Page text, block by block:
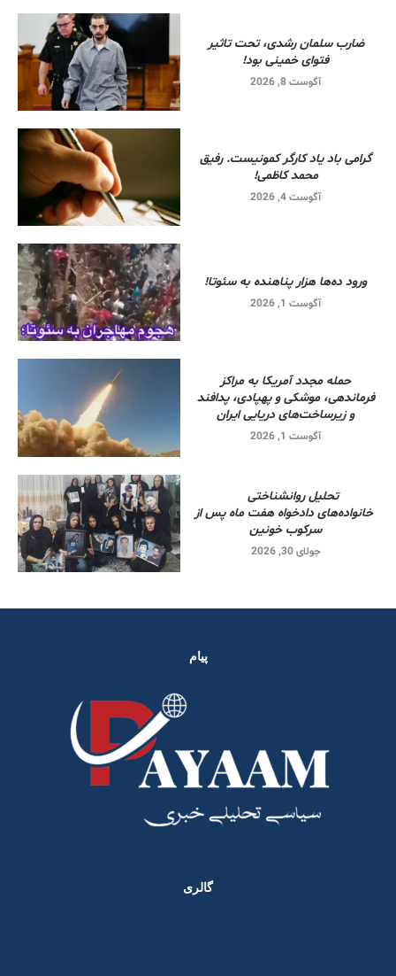
ضارب سلمان رشدی، تحت تاثیر
فتوای خمینی بود!
آگوست 8, 2026
گرامی باد یاد کارگر کمونیست. رفیق
محمد کاظمی!
آگوست 4, 2026
ورود ده‌ها هزار پناهنده به سئوتا!
آگوست 1, 2026
حمله مجدد آمریکا به مراکز
فرماندهی، موشکی و پهپادی، پدافند
و زیرساخت‌های دریایی ایران
آگوست 1, 2026
تحلیل روانشناختی
خانواده‌های دادخواه هفت ماه پس از
سرکوب خونین
جولای 30, 2026
پیام
گالری